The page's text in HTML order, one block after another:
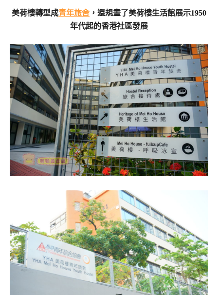
美荷樓轉型成青年旅舍 ，還規畫了美荷樓生活館展示1950
年代起的香港社區發展